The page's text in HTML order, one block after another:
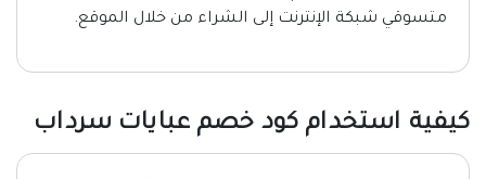
متسوقي شبكة الإنترنت إلى الشراء من خلال الموقع.
كيفية استخدام كود خصم عبايات سرداب